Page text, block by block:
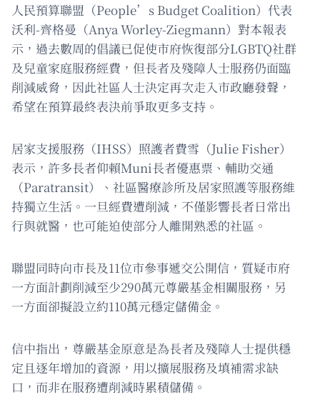
人民預算聯盟（People’s Budget Coalition）代表
沃利-齊格曼（Anya Worley-Ziegmann）對本報表
示，過去數周的倡議已促使市府恢復部分LGBTQ社群
及兒童家庭服務經費，但長者及殘障人士服務仍面臨
削減威脅，因此社區人士決定再次走入市政廳發聲，
希望在預算最終表決前爭取更多支持。
居家支援服務（IHSS）照護者費雪（Julie Fisher）
表示，許多長者仰賴Muni長者優惠票、輔助交通
（Paratransit）、社區醫療診所及居家照護等服務維
持獨立生活。一旦經費遭削減，不僅影響長者日常出
行與就醫，也可能迫使部分人離開熟悉的社區。
聯盟同時向市長及11位市參事遞交公開信，質疑市府
一方面計劃削減至少290萬元尊嚴基金相關服務，另
一方面卻擬設立約110萬元穩定儲備金。
信中指出，尊嚴基金原意是為長者及殘障人士提供穩
定且逐年增加的資源，用以擴展服務及填補需求缺
口，而非在服務遭削減時累積儲備。